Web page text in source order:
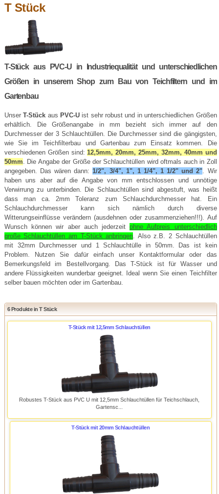
T Stück
T-Stück aus PVC-U in Industriequalität und unterschiedlichen
Größen in unserem Shop zum Bau von Teichfiltern und im
Gartenbau
UnserT-Stück aus PVC-Uist sehr robust und in unterschiedlichen Größen
erhältlich. Die Größenangabe in mm bezieht sich immer auf den
Durchmesser der 3 Schlauchtüllen. Die Durchmesser sind die gängigsten,
wie Sie im Teichfilterbau und Gartenbau zum Einsatz kommen. Die
verschiedenen Größen sind:12,5mm, 20mm, 25mm, 32mm, 40mm und
50mm. Die Angabe der Größe der Schlauchtüllen wird oftmals auch in Zoll
angegeben. Das wären dann:1/2", 3/4", 1", 1 1/4", 1 1/2" und 2". Wir
haben uns aber auf die Angabe von mm entschlossen und unnötige
Verwirrung zu unterbinden. Die Schlauchtüllen sind abgestuft, was heißt
dass man ca. 2mm Toleranz zum Schlauchdurchmesser hat. Ein
Schlauchdurchmesser kann sich nämlich durch diverse
Witterungseinflüsse verändern (ausdehnen oder zusammenziehen!!!). Auf
Wunsch können wir aber auch jederzeitohne Aufpreis unterschiedlich
große Schlauchtüllen am T-Stück anbringen. Also z.B. 2 Schlauchtüllen
mit 32mm Durchmesser und 1 Schlauchtülle in 50mm. Das ist kein
Problem. Nutzen Sie dafür einfach unser Kontaktformular oder das
Bemerkungsfeld im Bestellvorgang. Das T-Stück ist für Wasser und
andere Flüssigkeiten wunderbar geeignet. Ideal wenn Sie einen Teichfilter
selber bauen möchten oder im Gartenbau.
6 Produkte in T Stück
T-Stück mit 12,5mm Schlauchtüllen
Robustes T-Stück aus PVC U mit 12,5mm Schlauchtüllen für Teichschlauch,
Gartensc...
T-Stück mit 20mm Schlauchtüllen